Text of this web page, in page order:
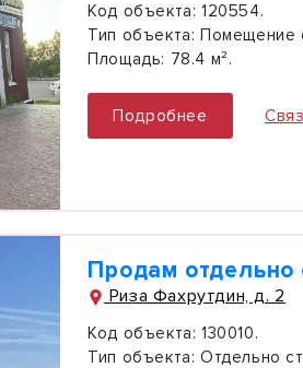
Код объекта: 120554.
Тип объекта: Помещение
Площадь: 78.4 м².
Подробнее
Продам отдельно
Риза Фахрутдин, д. 2
Код объекта: 130010.
Тип объекта: Отдельно